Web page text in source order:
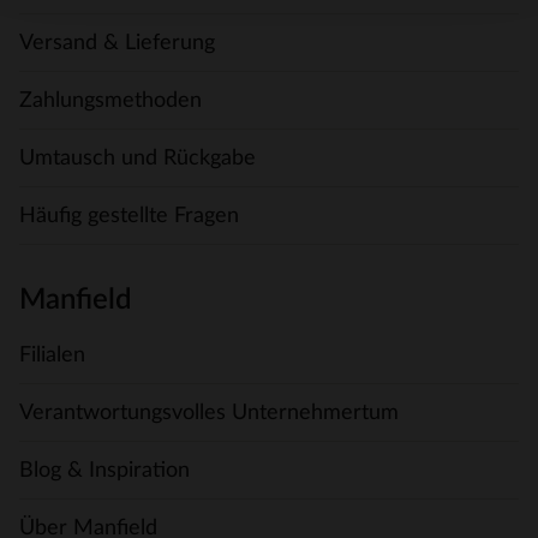
Versand & Lieferung
Zahlungsmethoden
Umtausch und Rückgabe
Häufig gestellte Fragen
Manfield
Filialen
Verantwortungsvolles Unternehmertum
Blog & Inspiration
Über Manfield